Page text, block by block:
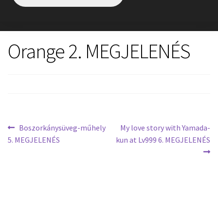
Orange 2. MEGJELENÉS
Boszorkánysüveg-műhely
5. MEGJELENÉS
My love story with Yamada-
kun at Lv999 6. MEGJELENÉS